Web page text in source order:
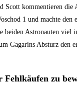
kommentieren
1 und machte den
Astronauten
Gagarins Absturz den
Fehlkäufen zu